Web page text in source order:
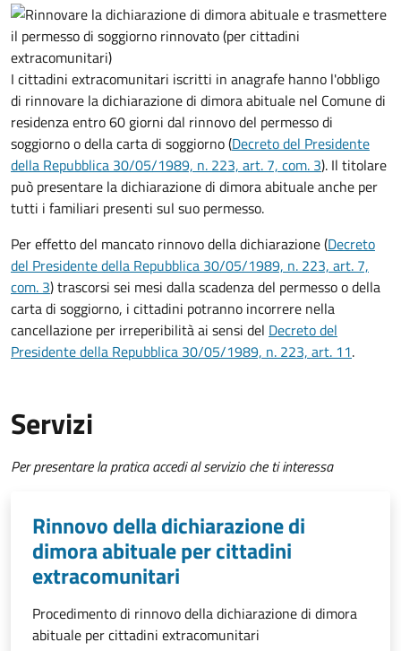
I cittadini extracomunitari iscritti in anagrafe hanno l'obbligo
di rinnovare la dichiarazione di dimora abituale nel Comune di
residenza entro 60 giorni dal rinnovo del permesso di
soggiorno o della carta di soggiorno (Decreto del Presidente
della Repubblica 30/05/1989, n. 223, art. 7, com. 3). Il titolare
può presentare la dichiarazione di dimora abituale anche per
tutti i familiari presenti sul suo permesso.
Per effetto del mancato rinnovo della dichiarazione (Decreto
del Presidente della Repubblica 30/05/1989, n. 223, art. 7,
com. 3) trascorsi sei mesi dalla scadenza del permesso o della
carta di soggiorno, i cittadini potranno incorrere nella
cancellazione per irreperibilità ai sensi del Decreto del
Presidente della Repubblica 30/05/1989, n. 223, art. 11.
Servizi
Per presentare la pratica accedi al servizio che ti interessa
Rinnovo della dichiarazione di
dimora abituale per cittadini
extracomunitari
Procedimento di rinnovo della dichiarazione di dimora
abituale per cittadini extracomunitari